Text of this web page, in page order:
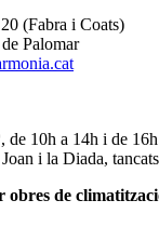
(Fabra i Coats)
Palomar
de 10h a 14h i de
i la Diada, tancats
de